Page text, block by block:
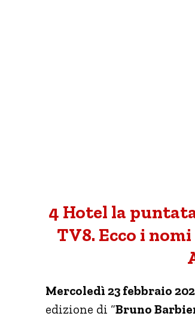
4 Hotel la
TV8. Ecco i
Mercoledì 23 febbraio
edizione di “Bruno